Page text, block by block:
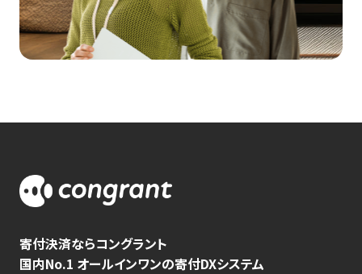
寄付決済ならコングラント
国内No.1 オールインワンの寄付DXシステム